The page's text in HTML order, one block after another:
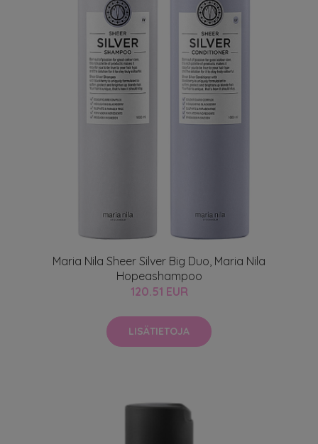
Maria Nila Sheer Silver Big Duo, Maria Nila
Hopeashampoo
120.51 EUR
LISÄTIETOJA